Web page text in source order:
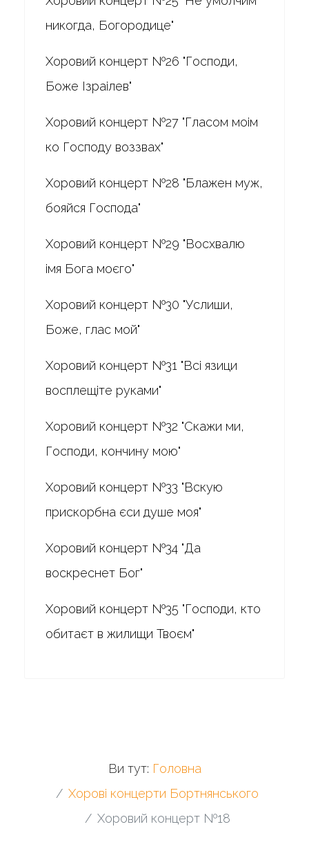
никогда, Богородице"
Хоровий концерт №26 "Господи,
Боже Ізраілев"
Хоровий концерт №27 "Гласом моім
ко Господу воззвах"
Хоровий концерт №28 "Блажен муж,
бояйся Господа"
Хоровий концерт №29 "Восхвалю
імя Бога моєго"
Хоровий концерт №30 "Услиши,
Боже, глас мой"
Хоровий концерт №31 "Всі язици
восплещіте руками"
Хоровий концерт №32 "Скажи ми,
Господи, кончину мою"
Хоровий концерт №33 "Вскую
прискорбна єси душе моя"
Хоровий концерт №34 "Да
воскреснет Бог"
Хоровий концерт №35 "Господи, кто
обитаєт в жилищи Твоєм"
Ви тут: Головна
Хорові концерти Бортнянського
Хоровий концерт №18